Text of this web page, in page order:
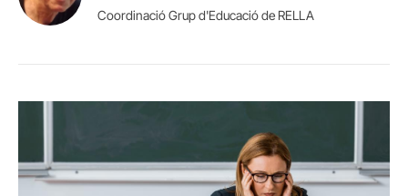
Coordinació Grup d'Educació de RELLA